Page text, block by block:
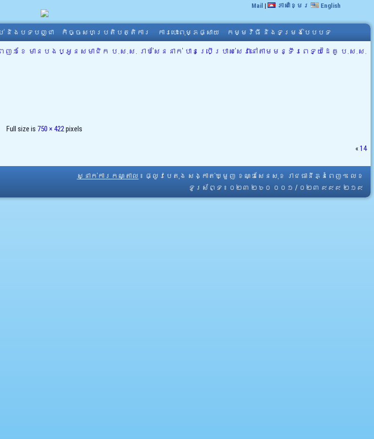
Mail | ភាសាខ្មែរ English
និងបទបញ្ជា កិច្ចសហប្រតិបត្តិការ ការបោះពុម្ភផ្សាយ កម្មវិធី និងទម្រង់បែបបទ
េញ១ខែ មានបងប្អូនសមាជិក ប.ស.ស. រាប់សែននាក់ បានប្រើប្រាស់សេវានៅតាមមន្ទីរពេទ្យដៃគូ ប.ស.ស.
Full size is 750 × 422pixels
«14
ស្នាក់ការកណ្តាល ៖ ផ្លូវបេតុង សង្កាត់ឃ្មួញ ខណ្ឌសែនសុខ រាជធានីភ្នំពេញ។ លេខ
ទូរស័ព្ទ ៖ ០២៣ ២៦០ ០០១ / ០២៣ ៩៩៩ ២១៩